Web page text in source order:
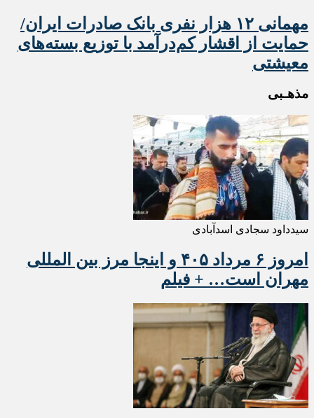
مهمانی ۱۲ هزار نفری بانک صادرات ایران/
حمایت از اقشار کم‌درآمد با توزیع بسته‌های
معیشتی
مذهـبی
سیدداود سجادی اسدآبادی
امروز ۶ مرداد ۴۰۵ و اینجا مرز بین المللی
مهران است… + فیلم